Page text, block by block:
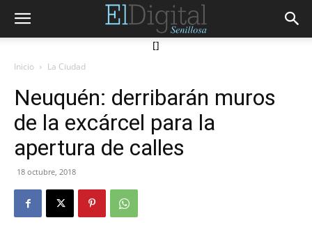
[]
Inicio La Ciudad
Neuquén: derribarán muros
de la excárcel para la
apertura de calles
18 octubre, 2018